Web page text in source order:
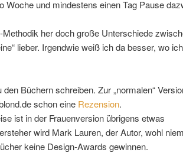
Woche und mindestens einen Tag Pause
her doch große Unterschiede
lieber. Irgendwie weiß ich da besser, wo
Büchern schreiben. Zur „normalen“
schon eine Rezension.
ist in der Frauenversion übrigens etwas
wird Mark Lauren, der Autor, wohl
keine Design-Awards gewinnen.